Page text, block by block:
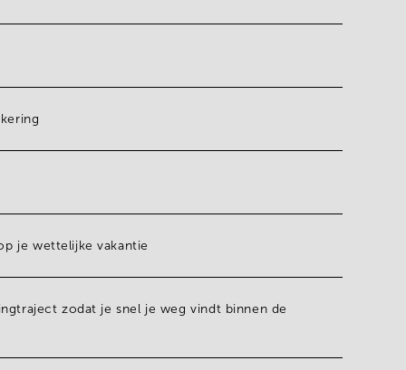
je wettelijke vakantie
zodat je snel je weg vindt binnen de